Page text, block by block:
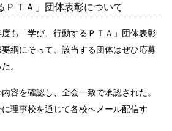
ＴＡ」団体表彰について
も「学び、行動するＰＴＡ」団体表彰
綱にそって、該当する団体はぜひ応募
。
容を確認し、全会一致で承認された。
理事校を通じて各校へメール配信す